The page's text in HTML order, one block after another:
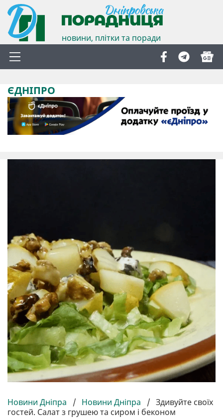
новини, плітки та поради
ЄДНІПРО
Новини Дніпра / Новини Дніпра / Здивуйте своїх
гостей. Салат з грушею та сиром і беконом